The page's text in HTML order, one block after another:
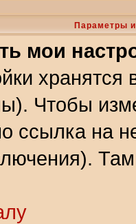
Параметры
мои
Чтобы
ссылка на